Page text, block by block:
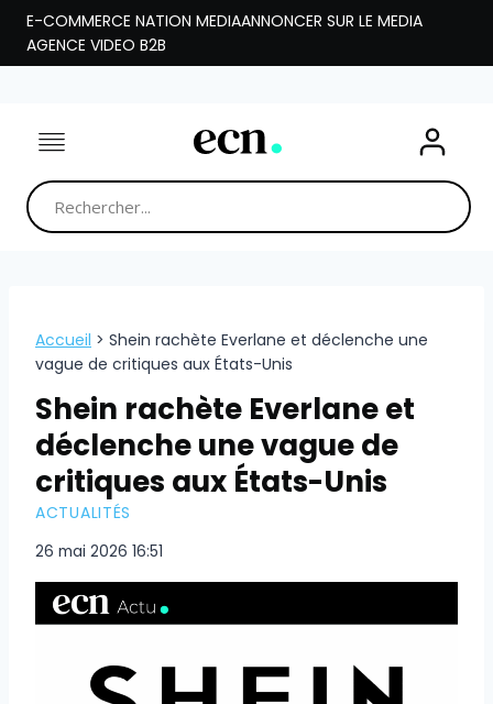
Aller
contenu
E-COMMERCE NATION MEDIAANNONCER SUR LE MEDIA
AGENCE VIDEO B2B
Accueil > Shein rachète Everlane et déclenche une
vague de critiques aux États-Unis
Shein rachète Everlane et
déclenche une vague de
critiques aux États-Unis
ACTUALITÉS
26 mai 2026 16:51